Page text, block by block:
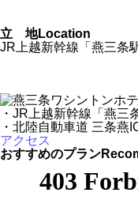
立 地Location
JR上越新幹線「燕三条
・JR上越新幹線「燕三
・北陸自動車道 三条燕
アクセス
おすすめのプラン